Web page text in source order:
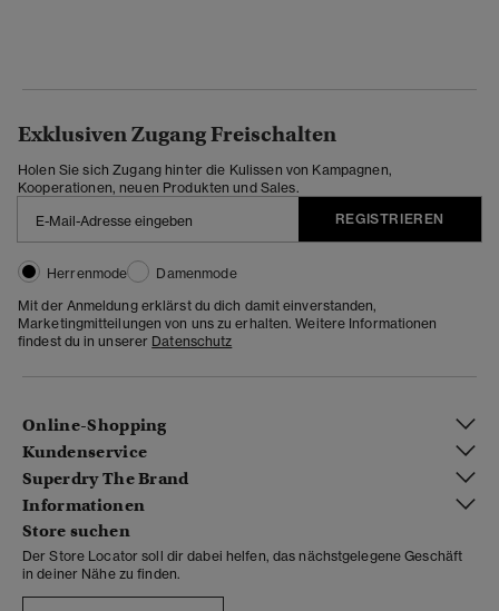
Exklusiven Zugang Freischalten
Holen Sie sich Zugang hinter die Kulissen von Kampagnen,
Kooperationen, neuen Produkten und Sales.
REGISTRIEREN
Herrenmode
Damenmode
Mit der Anmeldung erklärst du dich damit einverstanden,
Marketingmitteilungen von uns zu erhalten. Weitere Informationen
findest du in unserer Datenschutz
Online-Shopping
Kundenservice
Superdry The Brand
Informationen
Store suchen
Der Store Locator soll dir dabei helfen, das nächstgelegene Geschäft
in deiner Nähe zu finden.